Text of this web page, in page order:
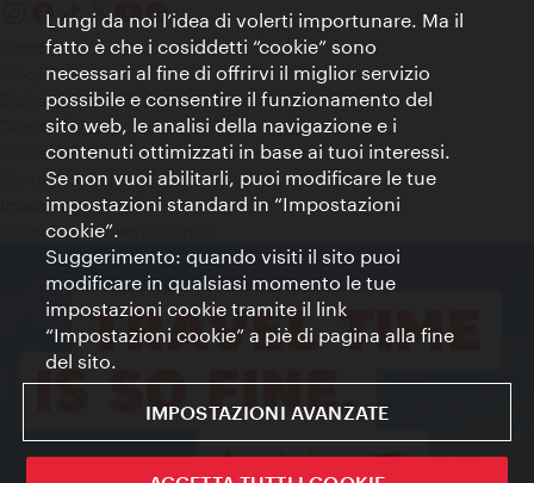
Contatti
Colophon
Dichiarazione sulla protezione dei dati
Terms of Use
Accessibilità
Contatto stampa
Impostazioni cookie
© Copyright WienTourismus
Lungi da noi l’idea di volerti importunare. Ma il
fatto è che i cosiddetti “cookie” sono
necessari al fine di offrirvi il miglior servizio
possibile e consentire il funzionamento del
sito web, le analisi della navigazione e i
contenuti ottimizzati in base ai tuoi interessi.
Se non vuoi abilitarli, puoi modificare le tue
impostazioni standard in “Impostazioni
cookie”.
Suggerimento: quando visiti il sito puoi
modificare in qualsiasi momento le tue
impostazioni cookie tramite il link
“Impostazioni cookie” a piè di pagina alla fine
del sito.
IMPOSTAZIONI AVANZATE